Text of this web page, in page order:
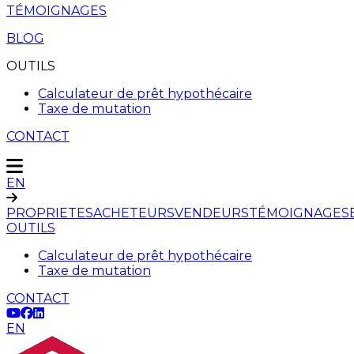
TÉMOIGNAGES
BLOG
OUTILS
Calculateur de prêt hypothécaire
Taxe de mutation
CONTACT
EN
PROPRIETESACHETEURSVENDEURSTÉMOIGNAGES
OUTILS
Calculateur de prêt hypothécaire
Taxe de mutation
CONTACT
EN